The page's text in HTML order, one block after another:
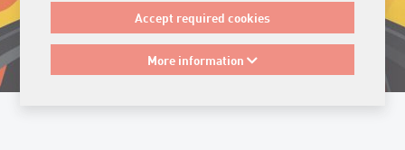
Accept required cookies
More information